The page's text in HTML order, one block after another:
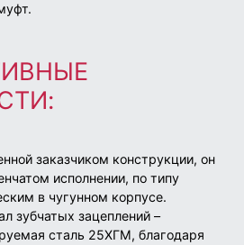
заказчиком конструкции, он
исполнении, по типу
в чугунном корпусе.
зубчатых зацеплений –
сталь 25ХГМ, благодаря